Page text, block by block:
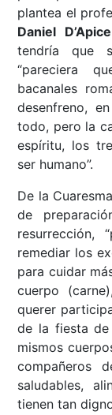
plantea el
Daniel D’Apice
tendría que
“pareciera
bacanales
desenfreno,
todo, pero la
espíritu, los
ser humano”.
De la
de
resurrección,
remediar los
para cuidar
cuerpo
querer
de la fiesta de
mismos
compañeros
saludables,
tienen tan